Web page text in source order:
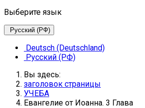
Выберите язык
Русский (РФ)
Deutsch (Deutschland)
Русский (РФ)
Вы здесь:
заголовок страницы
УЧЕБА
Евангелие от Иоанна. 3 Глава